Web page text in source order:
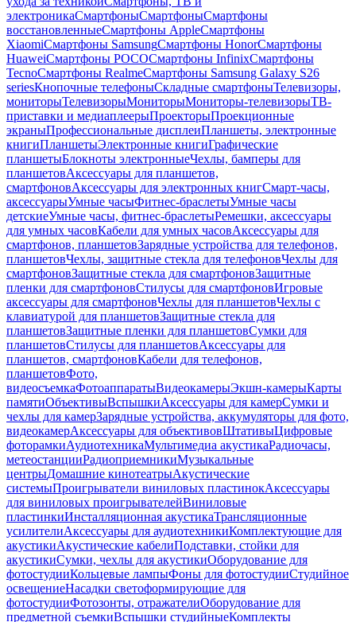
электроникаСмартфоныСмартфоныСмартфоны
восстановленныеСмартфоны AppleСмартфоны
XiaomiСмартфоны SamsungСмартфоны HonorСмартфоны
HuaweiСмартфоны POCOСмартфоны InfinixСмартфоны
TecnoСмартфоны RealmeСмартфоны Samsung Galaxy S26
seriesКнопочные телефоныСкладные смартфоныТелевизоры,
мониторыТелевизорыМониторыМониторы-телевизорыТВ-
приставки и медиаплеерыПроекторыПроекционные
экраныПрофессиональные дисплеиПланшеты, электронные
книгиПланшетыЭлектронные книгиГрафические
планшетыБлокноты электронныеЧехлы, бамперы для
планшетовАксессуары для планшетов,
смартфоновАксессуары для электронных книгСмарт-часы,
аксессуарыУмные часыФитнес-браслетыУмные часы
детскиеУмные часы, фитнес-браслетыРемешки, аксессуары
для умных часовКабели для умных часовАксессуары для
смартфонов, планшетовЗарядные устройства для телефонов,
планшетовЧехлы, защитные стекла для телефоновЧехлы для
смартфоновЗащитные стекла для смартфоновЗащитные
пленки для смартфоновСтилусы для смартфоновИгровые
аксессуары для смартфоновЧехлы для планшетовЧехлы с
клавиатурой для планшетовЗащитные стекла для
планшетовЗащитные пленки для планшетовСумки для
планшетовСтилусы для планшетовАксессуары для
планшетов, смартфоновКабели для телефонов,
планшетовФото,
видеосъемкаФотоаппаратыВидеокамерыЭкшн-камерыКарты
памятиОбъективыВспышкиАксессуары для камерСумки и
чехлы для камерЗарядные устройства, аккумуляторы для фото,
видеокамерАксессуары для объективовШтативыЦифровые
фоторамкиАудиотехникаМультимедиа акустикаРадиочасы,
метеостанцииРадиоприемникиМузыкальные
центрыДомашние кинотеатрыАкустические
системыПроигрыватели виниловых пластинокАксессуары
для виниловых проигрывателейВиниловые
пластинкиИнсталляционная акустикаТрансляционные
усилителиАксессуары для аудиотехникиКомплектующие для
акустикиАкустические кабелиПодставки, стойки для
акустикиСумки, чехлы для акустикиОборудование для
фотостудииКольцевые лампыФоны для фотостудииСтудийное
освещениеНасадки светоформирующие для
фотостудииФотозонты, отражателиОборудование для
предметной съемкиВспышки студийныеКомплекты